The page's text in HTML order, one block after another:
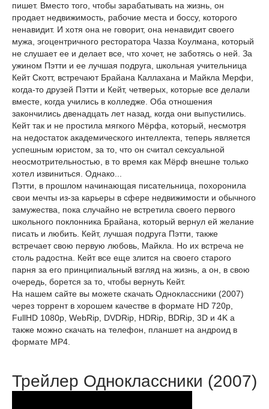
пишет. Вместо того, чтобы зарабатывать на жизнь, он
продает недвижимость, рабочие места и боссу, которого
ненавидит. И хотя она не говорит, она ненавидит своего
мужа, эгоцентричного ресторатора Чазза Коулмана, который
не слушает ее и делает все, что хочет, не заботясь о ней. За
ужином Пэтти и ее лучшая подруга, школьная учительница
Кейт Скотт, встречают Брайана Каллахана и Майкла Мерфи,
когда-то друзей Пэтти и Кейт, четверых, которые все делали
вместе, когда учились в колледже. Оба отношения
закончились двенадцать лет назад, когда они выпустились.
Кейт так и не простила мягкого Мёрфа, который, несмотря
на недостаток академического интеллекта, теперь является
успешным юристом, за то, что он считал сексуальной
неосмотрительностью, в то время как Мёрф внешне только
хотел извиниться. Однако...
Пэтти, в прошлом начинающая писательница, похоронила
свои мечты из-за карьеры в сфере недвижимости и обычного
замужества, пока случайно не встретила своего первого
школьного поклонника Брайана, который вернул ей желание
писать и любить. Кейт, лучшая подруга Пэтти, также
встречает свою первую любовь, Майкла. Но их встреча не
столь радостна. Кейт все еще злится на своего старого
парня за его принципиальный взгляд на жизнь, а он, в свою
очередь, борется за то, чтобы вернуть Кейт.
На нашем сайте вы можете скачать Одноклассники (2007)
через торрент в хорошем качестве в формате HD 720p,
FullHD 1080p, WebRip, DVDRip, HDRip, BDRip, 3D и 4K а
также можно скачать на телефон, планшет на андроид в
формате MP4.
Трейлер Одноклассники (2007)